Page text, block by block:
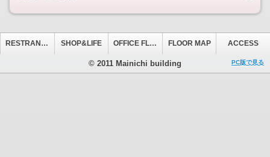
RESTRANT&CAFE SHOP&LIFE OFFICE FLOOR FLOOR MAP ACCESS
© 2011 Mainichi building PC版で見る